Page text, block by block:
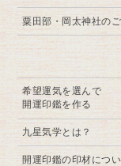
粟田部・岡太神社の
希望運気を選んで
開運印鑑を作る
九星気学とは？
開運印鑑の印材につ